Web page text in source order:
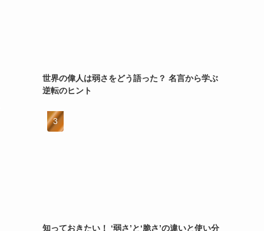
世界の偉人は弱さをどう語った？ 名言から学ぶ
逆転のヒント
知っておきたい！ ‘弱さ’と‘脆さ’の違いと使い分